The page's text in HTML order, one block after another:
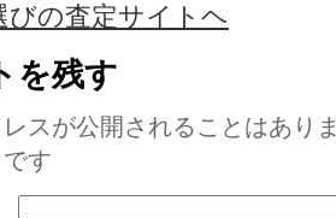
びの査定サイトヘ
を残す
レスが公開されることはあり
す